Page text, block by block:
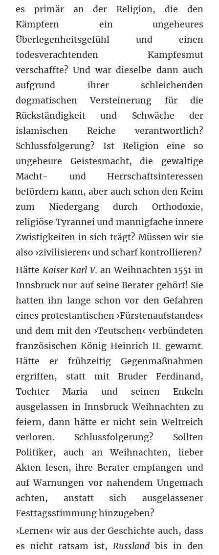
es primär an der Religion, die den
Kämpfern ein ungeheures
Überlegenheitsgefühl und einen
todesverachtenden Kampfesmut
verschaffte? Und war dieselbe dann auch
aufgrund ihrer schleichenden
dogmatischen Versteinerung für die
Rückständigkeit und Schwäche der
islamischen Reiche verantwortlich?
Schlussfolgerung? Ist Religion eine so
ungeheure Geistesmacht, die gewaltige
Macht- und Herrschaftsinteressen
befördern kann, aber auch schon den Keim
zum Niedergang durch Orthodoxie,
religiöse Tyrannei und mannigfache innere
Zwistigkeiten in sich trägt? Müssen wir sie
also ›zivilisieren‹ und scharf kontrollieren?
Hätte Kaiser Karl V. an Weihnachten 1551 in
Innsbruck nur auf seine Berater gehört! Sie
hatten ihn lange schon vor den Gefahren
eines protestantischen ›Fürstenaufstandes‹
und dem mit den ›Teutschen‹ verbündeten
französischen König Heinrich II. gewarnt.
Hätte er frühzeitig Gegenmaßnahmen
ergriffen, statt mit Bruder Ferdinand,
Tochter Maria und seinen Enkeln
ausgelassen in Innsbruck Weihnachten zu
feiern, dann hätte er nicht sein Weltreich
verloren. Schlussfolgerung? Sollten
Politiker, auch an Weihnachten, lieber
Akten lesen, ihre Berater empfangen und
auf Warnungen vor nahendem Ungemach
achten, anstatt sich ausgelassener
Festtagsstimmung hinzugeben?
›Lernen‹ wir aus der Geschichte auch, dass
es nicht ratsam ist, Russland bis in den